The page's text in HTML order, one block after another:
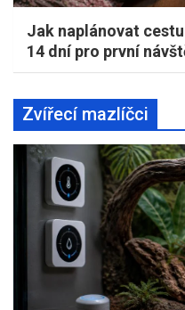
Jak naplánovat
14 dní pro první
Zvířecí mazlíčci